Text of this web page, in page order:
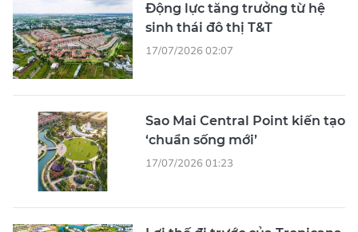
Động lực tăng trưởng từ hệ
sinh thái đô thị T&T
17/07/2026 02:07
Sao Mai Central Point kiến tạo
‘chuẩn sống mới’
17/07/2026 01:23